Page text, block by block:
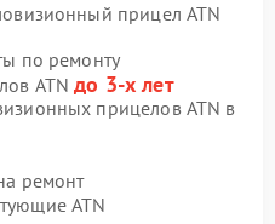
прицел ATN
по ремонту
ATNдо 3-х лет
прицелов ATN в
ремонт
ATN